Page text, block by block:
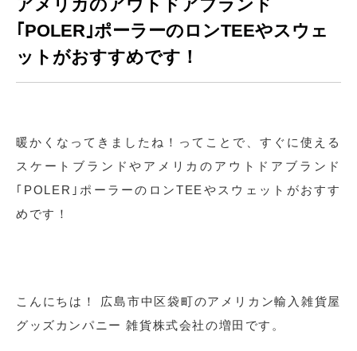
アメリカのアウトドアブランド
｢POLER｣ポーラーのロンTEEやスウェ
ットがおすすめです！
暖かくなってきましたね！ってことで、すぐに使える
スケートブランドやアメリカのアウトドアブランド
｢POLER｣ポーラーのロンTEEやスウェットがおすす
めです！
こんにちは！ 広島市中区袋町のアメリカン輸入雑貨屋
グッズカンパニー 雑貨株式会社の増田です。